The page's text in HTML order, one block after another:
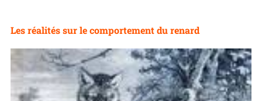
Les réalités sur le comportement du renard